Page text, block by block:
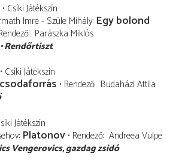
Csíki Játékszín
Imre - Szüle Mihály Egy bolond
Parászka Miklós
Rendőrtiszt
Csíki Játékszín
Rendező Budaházi Attila
Játékszín
Platonov Rendező Andreea Vulpe
Vengerovics gazdag zsidó